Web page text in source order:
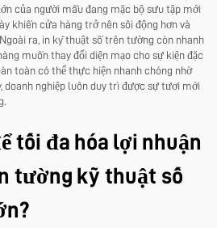
của người mẫu đang mặc bộ sưu tập mới
khiến cửa hàng trở nên sôi động hơn và
ra, in kỹ thuật số trên tường còn nhanh
muốn thay đổi diện mạo cho sự kiện đặc
toàn có thể thực hiện nhanh chóng nhờ
doanh nghiệp luôn duy trì được sự tươi mới
tối đa hóa lợi nhuận
tường kỹ thuật số